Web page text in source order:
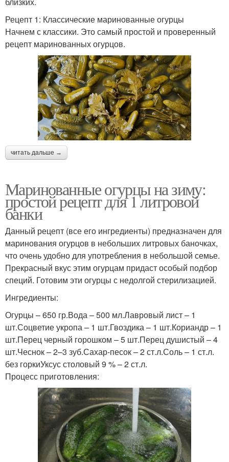
Рецепт 1: Классические маринованные огурцы
Начнем с классики. Это самый простой и проверенный
рецепт маринованных огурцов.
читать дальше →
Маринованные огурцы на зиму:
простой рецепт для 1 литровой
банки
Данный рецепт (все его ингредиенты) предназначен для
маринования огурцов в небольших литровых баночках,
что очень удобно для употребления в небольшой семье.
Прекрасный вкус этим огурцам придаст особый подбор
специй. Готовим эти огурцы с недолгой стерилизацией.
Ингредиенты:
Огурцы – 650 гр.Вода – 500 мл.Лавровый лист – 1
шт.Соцветие укропа – 1 шт.Гвоздика – 1 шт.Кориандр – 1
шт.Перец черный горошком – 5 шт.Перец душистый – 4
шт.Чеснок – 2–3 зуб.Сахар-песок – 2 ст.л.Соль – 1 ст.л.
без горкиУксус столовый 9 % – 2 ст.л.
Процесс приготовления: